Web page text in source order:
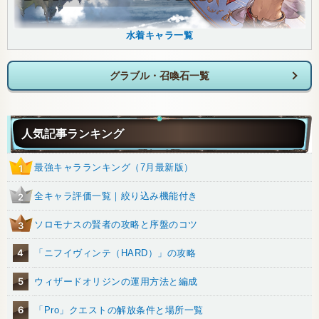
水着キャラ一覧
グラブル・召喚石一覧
人気記事ランキング
1 最強キャラランキング（7月最新版）
2 全キャラ評価一覧｜絞り込み機能付き
3 ソロモナスの賢者の攻略と序盤のコツ
4 「ニフイヴィンテ（HARD）」の攻略
5 ウィザードオリジンの運用方法と編成
6 「Pro」クエストの解放条件と場所一覧